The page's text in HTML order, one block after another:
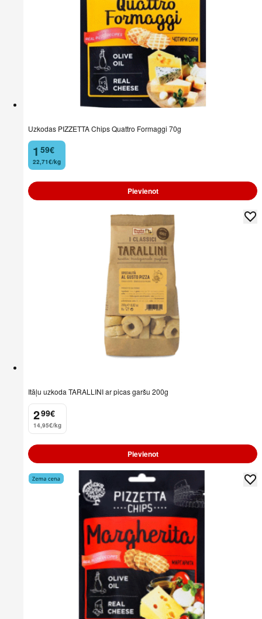
Uzkodas PIZZETTA Chips Quattro Formaggi 70g
1
. 59€
22,71€/kg
Pievienot
Itāļu uzkoda TARALLINI ar picas garšu 200g
2
. 99€
14,95€/kg
Pievienot